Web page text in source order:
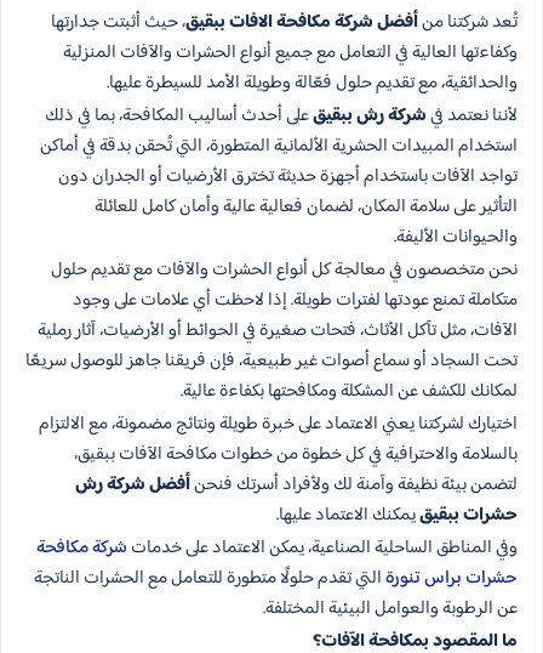
تُعد شركتنا منأفضل شركة مكافحة الافات ببقيق، حيث أثبتت جدارتها
وكفاءتها العالية في التعامل مع جميع أنواع الحشرات والآفات المنزلية
والحدائقية، مع تقديم حلول فعّالة وطويلة الأمد للسيطرة عليها.
لأننا نعتمد فيشركة رش​ ببقيقعلى أحدث أساليب المكافحة، بما في ذلك
استخدام المبيدات الحشرية الألمانية المتطورة، التي تُحقن بدقة في أماكن
تواجد الآفات باستخدام أجهزة حديثة تخترق الأرضيات أو الجدران دون
التأثير على سلامة المكان، لضمان فعالية عالية وأمان كامل للعائلة
والحيوانات الأليفة.
نحن متخصصون في معالجة كل أنواع الحشرات والآفات مع تقديم حلول
متكاملة تمنع عودتها لفترات طويلة. إذا لاحظت أي علامات على وجود
الآفات، مثل تآكل الأثاث، فتحات صغيرة في الحوائط أو الأرضيات، آثار رملية
تحت السجاد أو سماع أصوات غير طبيعية، فإن فريقنا جاهز للوصول سريعًا
لمكانك للكشف عن المشكلة ومكافحتها بكفاءة عالية.
اختيارك لشركتنا يعني الاعتماد على خبرة طويلة ونتائج مضمونة، مع الالتزام
بالسلامة والاحترافية في كل خطوة من خطوات مكافحة الآفات ببقيق،
لتضمن بيئة نظيفة وآمنة لك ولأفراد أسرتك فنحنأفضل شركة رش
حشرات​ ببقيقيمكنك الاعتماد عليها.
وفي المناطق الساحلية الصناعية، يمكن الاعتماد على خدمات شركة مكافحة
حشرات براس تنورةالتي تقدم حلولًا متطورة للتعامل مع الحشرات الناتجة
عن الرطوبة والعوامل البيئية المختلفة.
ما المقصود بمكافحة الآفات؟